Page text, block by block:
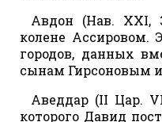
Авдон (Нав. XXI,
колене Ассировом.
городов, данных
сынам Гирсоновым
Аведдар (II Цар.
которого Давид